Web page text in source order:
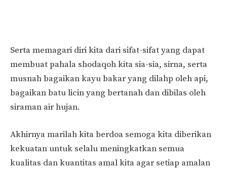
Serta memagari diri kita dari sifat-sifat yang dapat
membuat pahala shodaqoh kita sia-sia, sirna, serta
musnah bagaikan kayu bakar yang dilahp oleh api,
bagaikan batu licin yang bertanah dan dibilas oleh
siraman air hujan.
Akhirnya marilah kita berdoa semoga kita diberikan
kekuatan untuk selalu meningkatkan semua
kualitas dan kuantitas amal kita agar setiap amalan